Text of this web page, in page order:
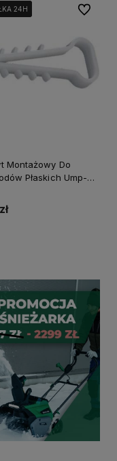
24H
24H
24H
Montażowy Do
Płaskich Ump-25
Do